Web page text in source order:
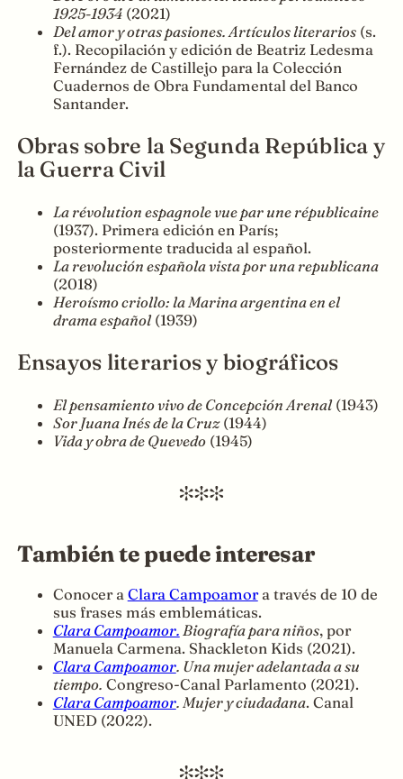
1925-1934(2021)
Del amor y otras pasiones. Artículos literarios(s.
f.). Recopilación y edición de Beatriz Ledesma
Fernández de Castillejo para la Colección
Cuadernos de Obra Fundamental del Banco
Santander.
Obras sobre la Segunda República y
la Guerra Civil
La révolution espagnole vue par une républicaine
(1937). Primera edición en París;
posteriormente traducida al español.
La revolución española vista por una republicana
(2018)
Heroísmo criollo: la Marina argentina en el
drama español(1939)
Ensayos literarios y biográficos
El pensamiento vivo de Concepción Arenal(1943)
Sor Juana Inés de la Cruz(1944)
Vida y obra de Quevedo(1945)
También te puede interesar
Conocer a Clara Campoamora través de 10 de
sus frases más emblemáticas.
Clara Campoamor. Biografía para niños, por
Manuela Carmena. Shackleton Kids (2021).
Clara Campoamor. Una mujer adelantada a su
tiempo. Congreso-Canal Parlamento (2021).
Clara Campoamor. Mujer y ciudadana. Canal
UNED (2022).